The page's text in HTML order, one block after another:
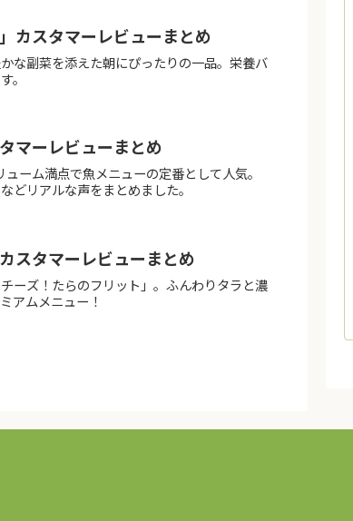
カスタマーレビューまとめ
な副菜を添えた朝にぴったりの一品。栄養バ
。
マーレビューまとめ
ーム満点で魚メニューの定番として人気。
どリアルな声をまとめました。
スタマーレビューまとめ
ーズ！たらのフリット」。ふんわりタラと濃
アムメニュー！